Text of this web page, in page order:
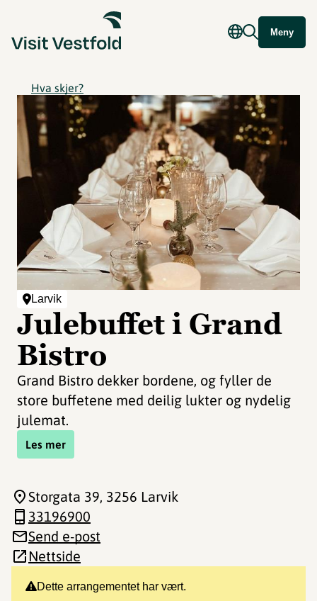
Meny
Hva skjer?
Larvik
Julebuffet i Grand
Bistro
Grand Bistro dekker bordene, og fyller de
store buffetene med deilig lukter og nydelig
julemat.
Les mer
Dette arrangementet har vært.
Storgata 39, 3256 Larvik
33196900
Send e-post
Nettside